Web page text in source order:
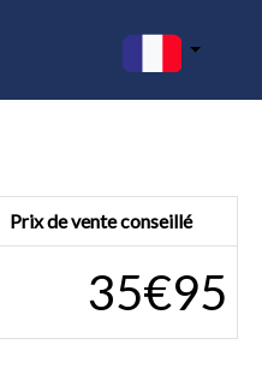
Prix de vente conseillé
35€95